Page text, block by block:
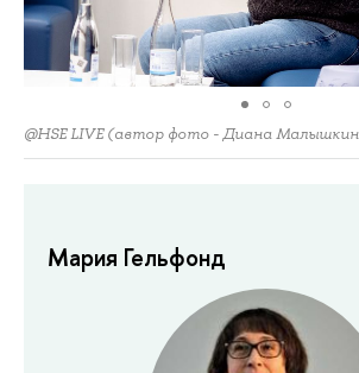
@HSE LIVE (автор фото - Диана
Мария Гельфонд